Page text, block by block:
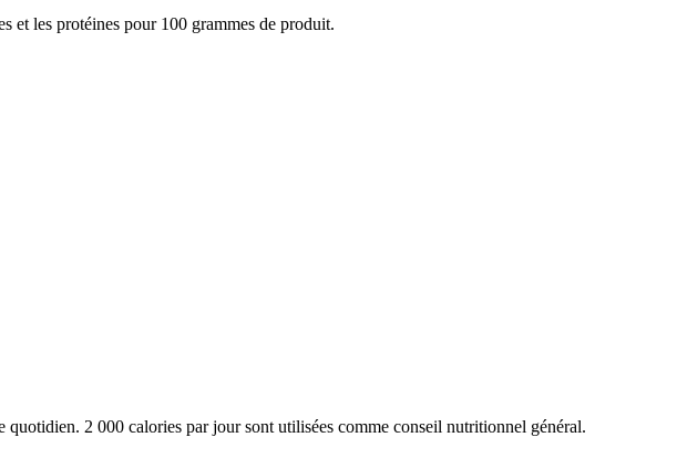
et les protéines pour 100 grammes de produit.
2 000 calories par jour sont utilisées comme conseil nutritionnel général.